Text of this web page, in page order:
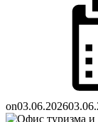
on03.06.2026